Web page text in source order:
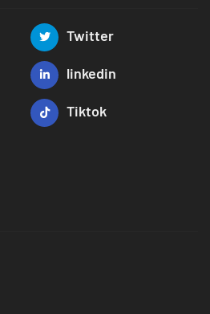
Twitter
linkedin
Tiktok